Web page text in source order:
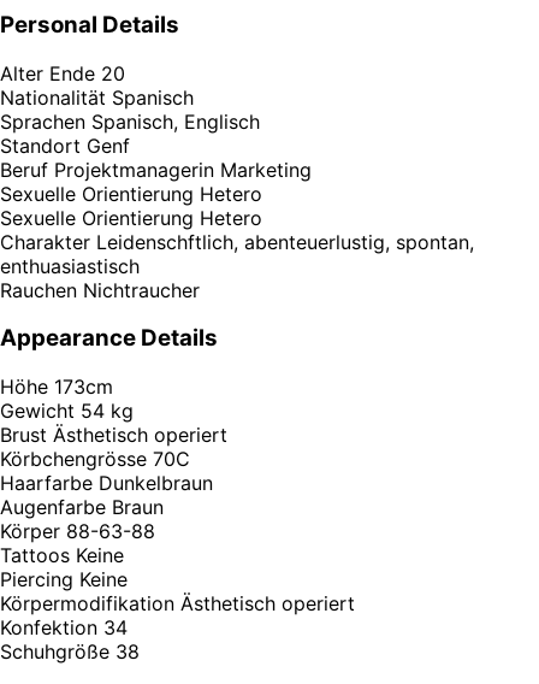
Personal Details
Alter Ende 20
Nationalität Spanisch
Sprachen Spanisch, Englisch
Standort Genf
Beruf Projektmanagerin Marketing
Sexuelle Orientierung Hetero
Sexuelle Orientierung Hetero
Charakter Leidenschftlich, abenteuerlustig, spontan,
enthuasiastisch
Rauchen Nichtraucher
Appearance Details
Höhe 173cm
Gewicht 54 kg
Brust Ästhetisch operiert
Körbchengrösse 70C
Haarfarbe Dunkelbraun
Augenfarbe Braun
Körper 88-63-88
Tattoos Keine
Piercing Keine
Körpermodifikation Ästhetisch operiert
Konfektion 34
Schuhgröße 38